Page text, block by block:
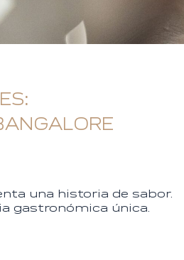
una historia de sabor.
gastronómica única.